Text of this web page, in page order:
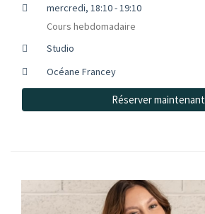
mercredi, 18:10 - 19:10
Cours hebdomadaire
Studio
Océane Francey
Réserver maintenant